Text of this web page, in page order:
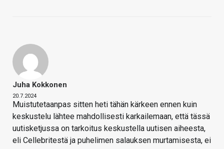
Juha Kokkonen
20.7.2024
Muistutetaanpas sitten heti tähän kärkeen ennen kuin
keskustelu lähtee mahdollisesti karkailemaan, että tässä
uutisketjussa on tarkoitus keskustella uutisen aiheesta,
eli Cellebritestä ja puhelimen salauksen murtamisesta, ei